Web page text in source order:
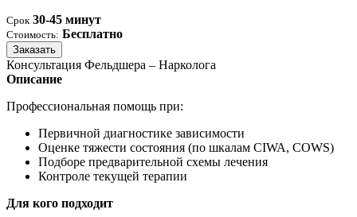
Срок 30-45 минут
Стоимость: Бесплатно
Заказать
Консультация Фельдшера – Нарколога
Описание
Профессиональная помощь при:
Первичной диагностике зависимости
Оценке тяжести состояния (по шкалам CIWA, COWS)
Подборе предварительной схемы лечения
Контроле текущей терапии
Для кого подходит